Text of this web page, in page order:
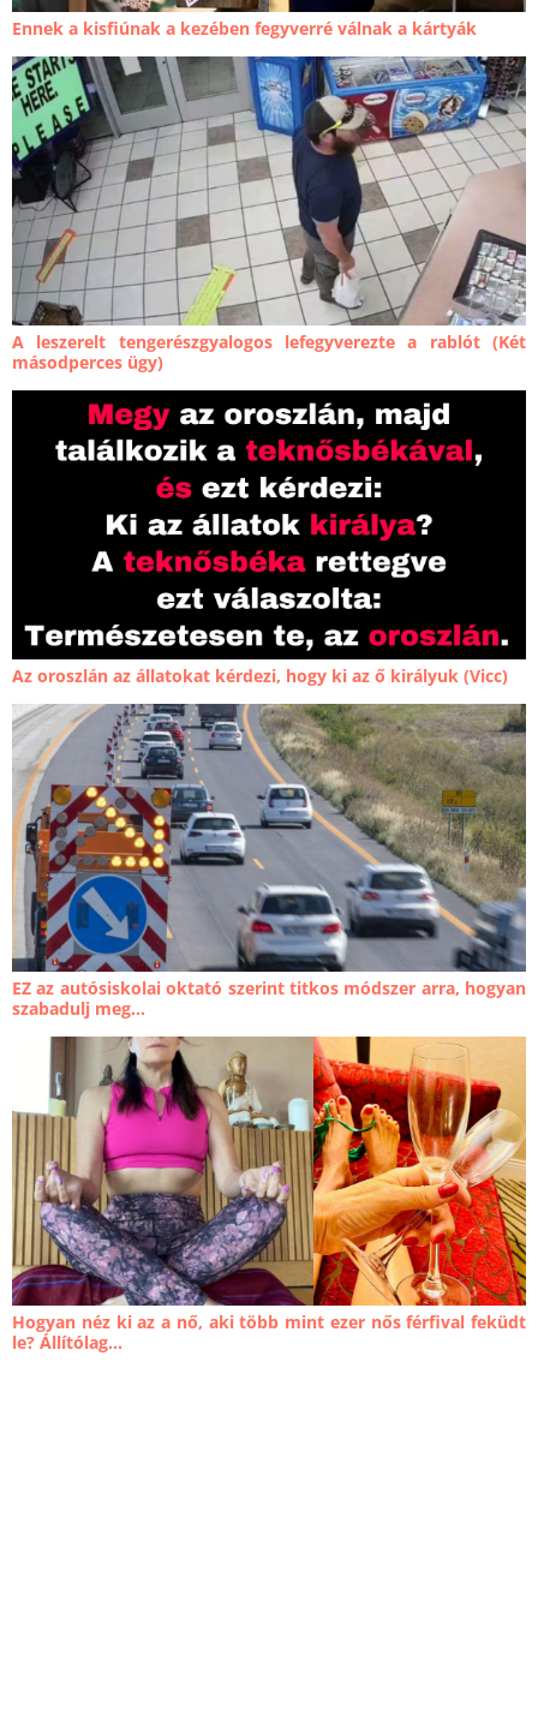
Ennek a kisfiúnak a kezében fegyverré válnak a kártyák
A leszerelt tengerészgyalogos lefegyverezte a rablót (Két
másodperces ügy)
Az oroszlán az állatokat kérdezi, hogy ki az ő királyuk (Vicc)
EZ az autósiskolai oktató szerint titkos módszer arra, hogyan
szabadulj meg...
Hogyan néz ki az a nő, aki több mint ezer nős férfival feküdt
le? Állítólag...